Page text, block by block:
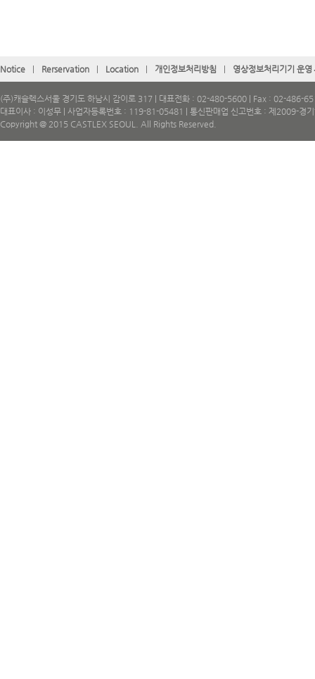
Notice Rerservation Location 개인정보처리방침 영상정보처리기기 운
(주)캐슬렉스서울 경기도 하남시 감이로 317 | 대표전화 : 02-480-5600 | Fax : 02-486-
대표이사 : 이성무 | 사업자등록번호 : 119-81-05481 | 통신판매업 신고번호 : 제2009-경
Copyright @ 2015 CASTLEX SEOUL. All Rights Reserved.